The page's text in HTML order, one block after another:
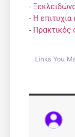
-
- Η επιτυχία
- Πρακτικός